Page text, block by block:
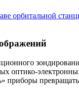
орбитальной
оптико-